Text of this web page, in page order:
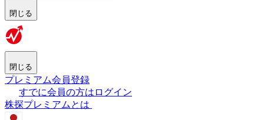
閉じる
閉じる
プレミアム会員登録
すでに会員の方はログイン
株探プレミアムとは